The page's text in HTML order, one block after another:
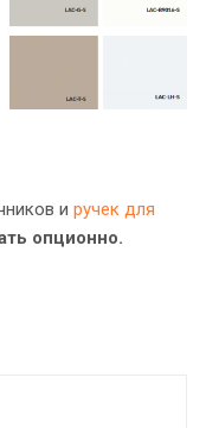
и ручек для
опционно.